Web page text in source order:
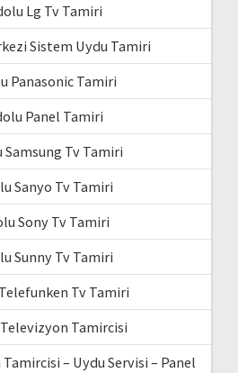
Lg Tv Tamiri
Sistem Uydu Tamiri
Panasonic Tamiri
Panel Tamiri
Samsung Tv Tamiri
Sanyo Tv Tamiri
Sony Tv Tamiri
Sunny Tv Tamiri
Tv Tamiri
Tamircisi
– Uydu Servisi – Panel